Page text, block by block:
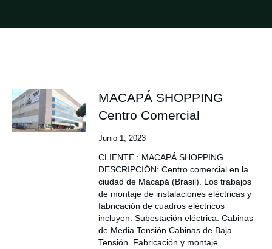
MACAPÁ SHOPPING
Centro Comercial
Junio 1, 2023
CLIENTE : MACAPÁ SHOPPING
DESCRIPCIÓN: Centro comercial en la
ciudad de Macapá (Brasil). Los trabajos
de montaje de instalaciones eléctricas y
fabricación de cuadros eléctricos
incluyen: Subestación eléctrica. Cabinas
de Media Tensión Cabinas de Baja
Tensión. Fabricación y montaje.